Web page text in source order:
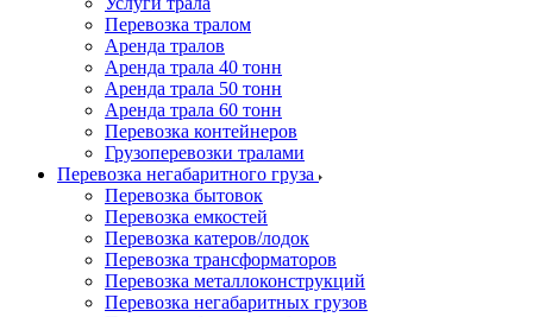
Перевозка тралом
Аренда тралов
Аренда трала 40 тонн
Аренда трала 50 тонн
Аренда трала 60 тонн
Перевозка контейнеров
Грузоперевозки тралами
Перевозка негабаритного груза
Перевозка бытовок
Перевозка емкостей
Перевозка катеров/лодок
Перевозка трансформаторов
Перевозка металлоконструкций
Перевозка негабаритных грузов